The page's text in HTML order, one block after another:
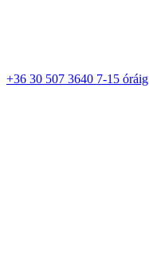
+36 30 507 3640 7-15 óráig